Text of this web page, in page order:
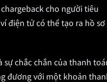
cho người tiêu
điện tử có thể tạo ra hồ sơ
chắc chắn của thanh
đương với một khoản